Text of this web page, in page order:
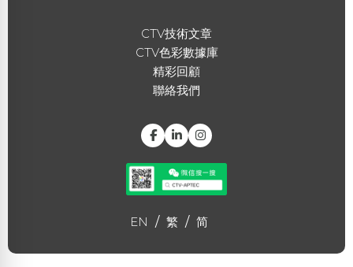
CTV技術文章
CTV色彩數據庫
精彩回顧
聯絡我們
EN / 繁 / 简